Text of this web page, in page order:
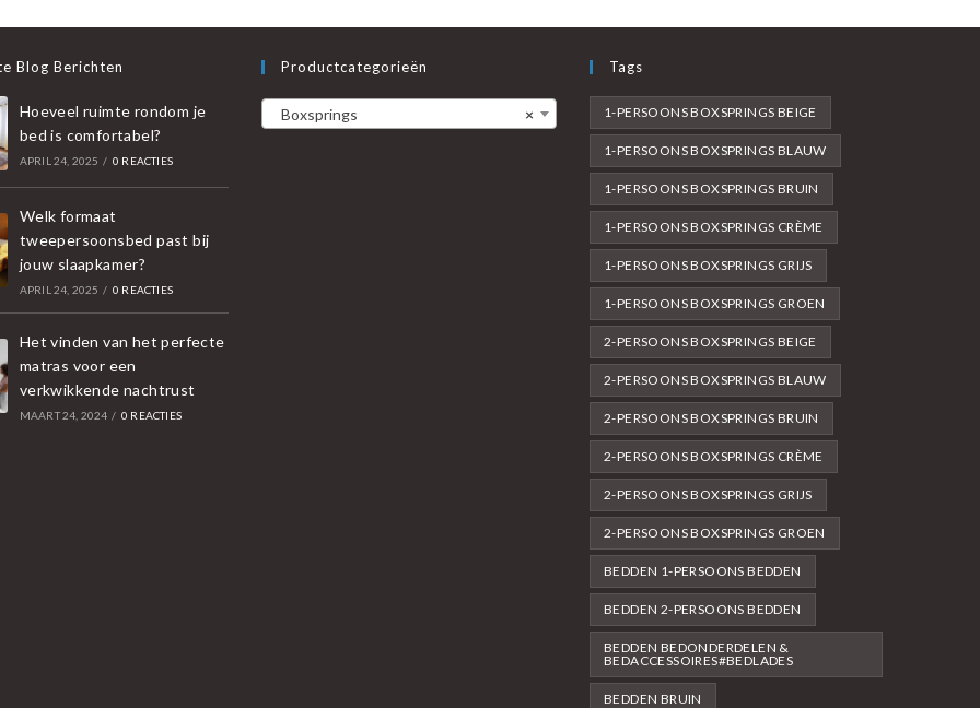
Blog Berichten
Hoeveel ruimte rondom je
bed is comfortabel?
APRIL 24, 2025 / 0 REACTIES
Welk formaat
tweepersoonsbed past bij
jouw slaapkamer?
APRIL 24, 2025 / 0 REACTIES
Het vinden van het perfecte
matras voor een
verkwikkende nachtrust
MAART 24, 2024 / 0 REACTIES
Productcategorieën
×
Boxsprings
Tags
1-PERSOONS BOXSPRINGS BEIGE
1-PERSOONS BOXSPRINGS BLAUW
1-PERSOONS BOXSPRINGS BRUIN
1-PERSOONS BOXSPRINGS CRÈME
1-PERSOONS BOXSPRINGS GRIJS
1-PERSOONS BOXSPRINGS GROEN
2-PERSOONS BOXSPRINGS BEIGE
2-PERSOONS BOXSPRINGS BLAUW
2-PERSOONS BOXSPRINGS BRUIN
2-PERSOONS BOXSPRINGS CRÈME
2-PERSOONS BOXSPRINGS GRIJS
2-PERSOONS BOXSPRINGS GROEN
BEDDEN 1-PERSOONS BEDDEN
BEDDEN 2-PERSOONS BEDDEN
BEDDEN BEDONDERDELEN &
BEDACCESSOIRES#BEDLADES
BEDDEN BRUIN